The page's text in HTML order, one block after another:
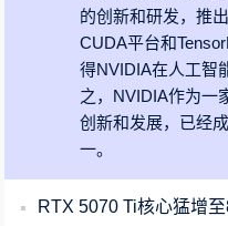
的创新和研发，推
CUDA平台和
得NVIDIA在人工智
之，NVIDIA作为一
创新和发展，已经
一。
RTX 5070 Ti核心猛增至